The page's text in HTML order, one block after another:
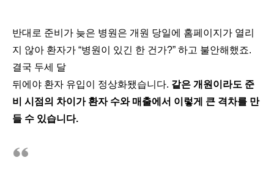
반대로 준비가 늦은 병원은 개원 당일에 홈페이지가 열리
지 않아 환자가 “병원이 있긴 한 건가?” 하고 불안해했죠.
결국 두세 달
뒤에야 환자 유입이 정상화됐습니다. 같은 개원이라도 준
비 시점의 차이가 환자 수와 매출에서 이렇게 큰 격차를 만
들 수 있습니다.